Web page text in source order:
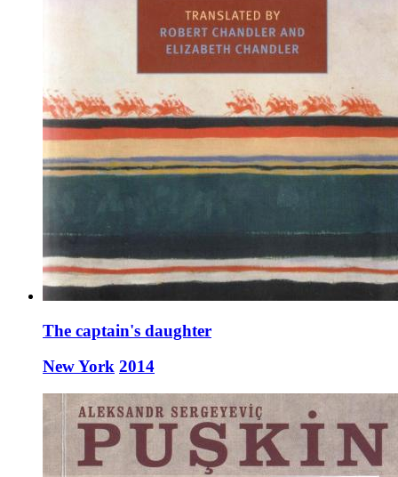
The captain's daughter
New York 2014